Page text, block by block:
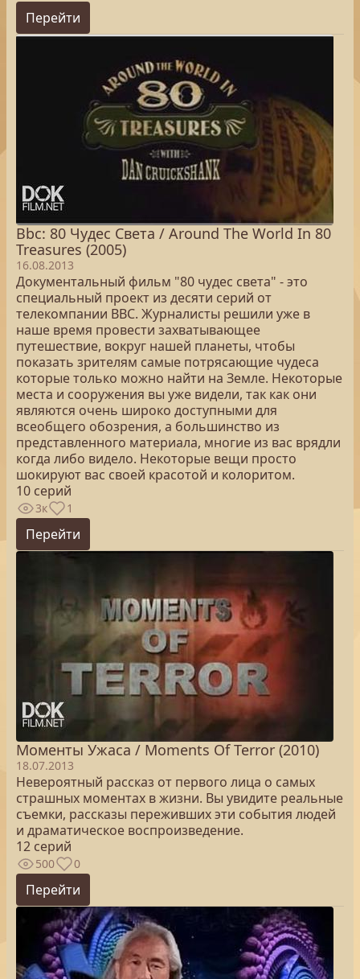
Перейти
Bbc: 80 Чудес Света / Around The World In 80
Treasures (2005)
16.08.2013
Документальный фильм "80 чудес света" - это
специальный проект из десяти серий от
телекомпании ВВС. Журналисты решили уже в
наше время провести захватывающее
путешествие, вокруг нашей планеты, чтобы
показать зрителям самые потрясающие чудеса
которые только можно найти на Земле. Некоторые
места и сооружения вы уже видели, так как они
являются очень широко доступными для
всеобщего обозрения, а большинство из
представленного материала, многие из вас врядли
когда либо видело. Некоторые вещи просто
шокируют вас своей красотой и колоритом.
10 серий
3к 1
Перейти
Моменты Ужаса / Moments Of Terror (2010)
18.07.2013
Невероятный рассказ от первого лица о самых
страшных моментах в жизни. Вы увидите реальные
съемки, рассказы переживших эти события людей
и драматическое воспроизведение.
12 серий
500 0
Перейти